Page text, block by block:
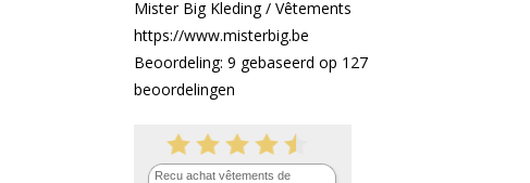
Mister Big Kleding / Vêtements
https://www.misterbig.be
Beoordeling: 9 gebaseerd op 127
beoordelingen